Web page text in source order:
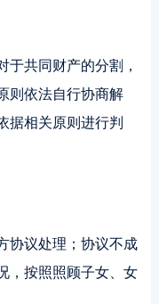
于共同财产的分割，
则依法自行协商解
据相关原则进行判
协议处理；协议不成
，按照照顾子女、女